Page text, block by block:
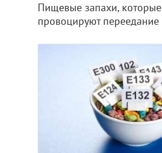
Пищевые запахи, которые
провоцируют переедание